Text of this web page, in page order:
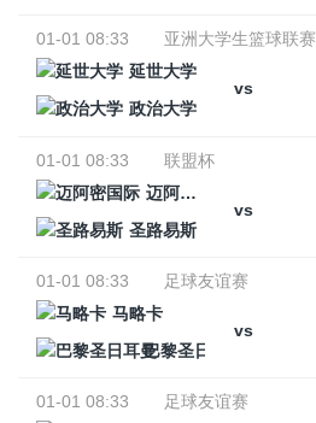
01-01 08:33
亚洲大学生篮球联赛
延世大学
vs
政治大学
01-01 08:33
联盟杯
迈阿密国际
vs
圣路易斯
01-01 08:33
足球友谊赛
马略卡
vs
巴黎圣日耳曼
01-01 08:33
足球友谊赛